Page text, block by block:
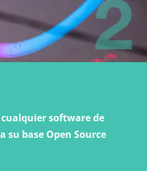
software de
su base Open Source